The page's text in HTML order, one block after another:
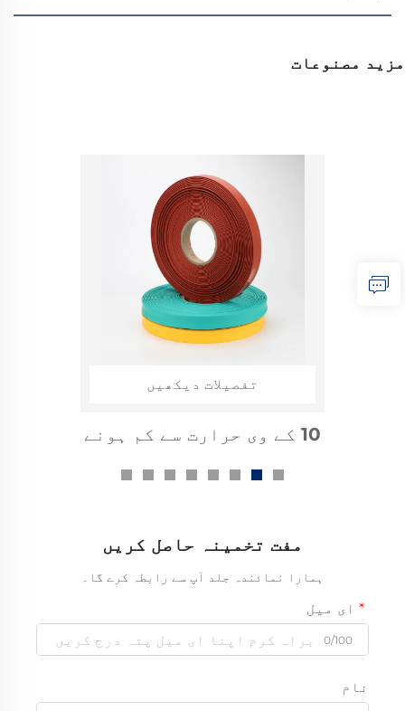
مزید مصنوعات
تفصیلات دیکھیں
1kv ہیٹ شرنک ایبل بس بار
مفت تخمینہ حاصل کریں
ہمارا نمائندہ جلد آپ سے رابطہ کرے گا۔
ای میل
0/100
نام